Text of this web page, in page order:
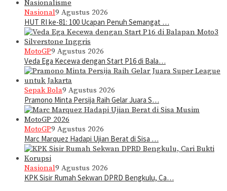
Nasional9 Agustus 2026
HUT RI ke-81: 100 Ucapan Penuh Semangat …
MotoGP9 Agustus 2026
Veda Ega Kecewa dengan Start P16 di Bala…
Sepak Bola9 Agustus 2026
Pramono Minta Persija Raih Gelar Juara S…
MotoGP9 Agustus 2026
Marc Marquez Hadapi Ujian Berat di Sisa …
Nasional9 Agustus 2026
KPK Sisir Rumah Sekwan DPRD Bengkulu, Ca…